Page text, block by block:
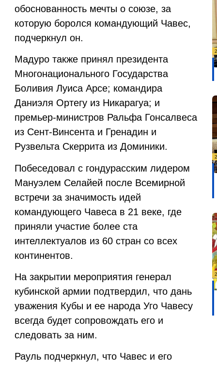
обоснованность мечты о союзе, за
которую боролся командующий Чавес,
подчеркнул он.
Мадуро также принял президента
Многонационального Государства
Боливия Луиса Арсе; командира
Даниэля Ортегу из Никарагуа; и
премьер-министров Ральфа Гонсалвеса
из Сент-Винсента и Гренадин и
Рузвельта Скеррита из Доминики.
Побеседовал с гондурасским лидером
Мануэлем Селайей после Всемирной
встречи за значимость идей
командующего Чавеса в 21 веке, где
приняли участие более ста
интеллектуалов из 60 стран со всех
континентов.
На закрытии мероприятия генерал
кубинской армии подтвердил, что дань
уважения Кубы и ее народа Уго Чавесу
всегда будет сопровождать его и
следовать за ним.
Рауль подчеркнул, что Чавес и его